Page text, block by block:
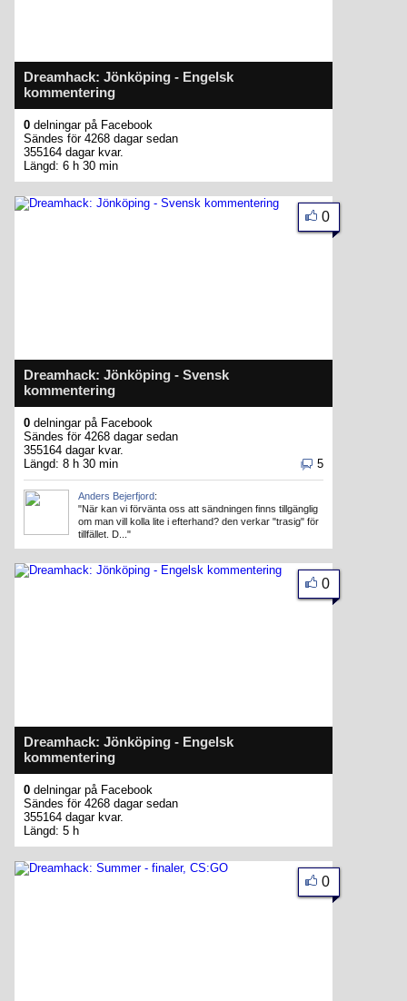
Dreamhack: Jönköping - Engelsk
kommentering
0 delningar på Facebook
Sändes för 4268 dagar sedan
355164 dagar kvar.
Längd: 6 h 30 min
Dreamhack: Jönköping - Svensk
kommentering
0
0 delningar på Facebook
Sändes för 4268 dagar sedan
355164 dagar kvar.
Längd: 8 h 30 min
5
Anders Bejerfjord:
"När kan vi förvänta oss att sändningen finns tillgänglig
om man vill kolla lite i efterhand? den verkar "trasig" för
tillfället. D..."
Dreamhack: Jönköping - Engelsk
kommentering
0
0 delningar på Facebook
Sändes för 4268 dagar sedan
355164 dagar kvar.
Längd: 5 h
0